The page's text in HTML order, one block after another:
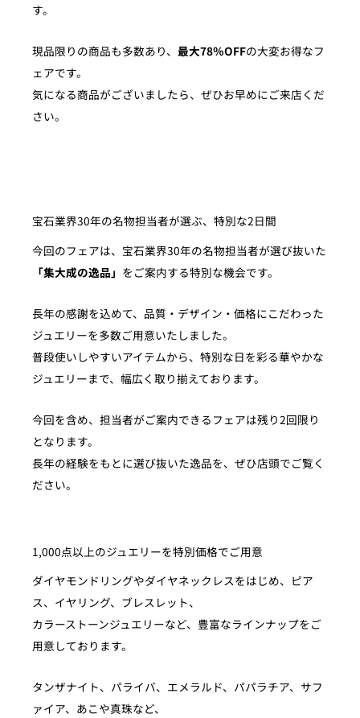
す。
現品限りの商品も多数あり、 最大78％OFFの大変お得なフ
ェアです。
気になる商品がございましたら、ぜひお早めにご来店くだ
さい。
宝石業界30年の名物担当者が選ぶ、特別な2日間
今回のフェアは、宝石業界30年の名物担当者が選び抜いた
「集大成の逸品」 をご案内する特別な機会です。
長年の感謝を込めて、品質・デザイン・価格にこだわった
ジュエリーを多数ご用意いたしました。
普段使いしやすいアイテムから、特別な日を彩る華やかな
ジュエリーまで、幅広く取り揃えております。
今回を含め、担当者がご案内できるフェアは残り2回限り
となります。
長年の経験をもとに選び抜いた逸品を、ぜひ店頭でご覧く
ださい。
1,000点以上のジュエリーを特別価格でご用意
ダイヤモンドリングやダイヤネックレスをはじめ、ピア
ス、イヤリング、ブレスレット、
カラーストーンジュエリーなど、豊富なラインナップをご
用意しております。
タンザナイト、パライバ、エメラルド、パパラチア、サフ
ァイア、あこや真珠など、